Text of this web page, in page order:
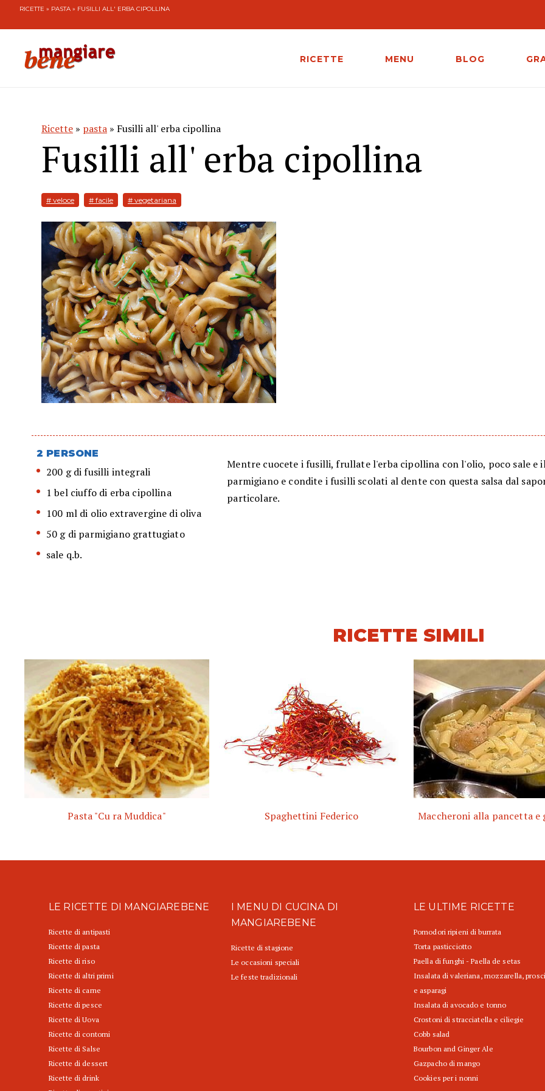
RICETTE » PASTA » FUSILLI ALL' ERBA CIPOLLINA
RICETTE MENU BLOG
Ricette » pasta » Fusilli all' erba cipollina
Fusilli all' erba cipollina
# veloce # facile # vegetariana
2 PERSONE
200 g di fusilli integrali
1 bel ciuffo di erba cipollina
100 ml di olio extravergine di oliva
50 g di parmigiano grattugiato
sale q.b.
Mentre cuocete i fusilli, frullate l'erba cipollina con l'olio, poco sale e
parmigiano e condite i fusilli scolati al dente con questa salsa dal
particolare.
RICETTE SIMILI
Pasta "Cu ra Muddica" Spaghettini Federico Maccheroni alla pancetta e
LE RICETTE DI MANGIAREBENE
Ricette di antipasti
Ricette di pasta
Ricette di riso
Ricette di altri primi
Ricette di carne
Ricette di pesce
Ricette di Uova
Ricette di contorni
Ricette di Salse
Ricette di dessert
Ricette di drink
I MENU DI CUCINA DI
MANGIAREBENE
Ricette di stagione
Le occasioni speciali
Le feste tradizionali
LE ULTIME RICETTE
Pomodori ripieni di burrata
Torta pasticciotto
Paella di funghi - Paella de setas
Insalata di valeriana, mozzarella,
e asparagi
Insalata di avocado e tonno
Crostoni di stracciatella e ciliegie
Cobb salad
Bourbon and Ginger Ale
Gazpacho di mango
Cookies per i nonni